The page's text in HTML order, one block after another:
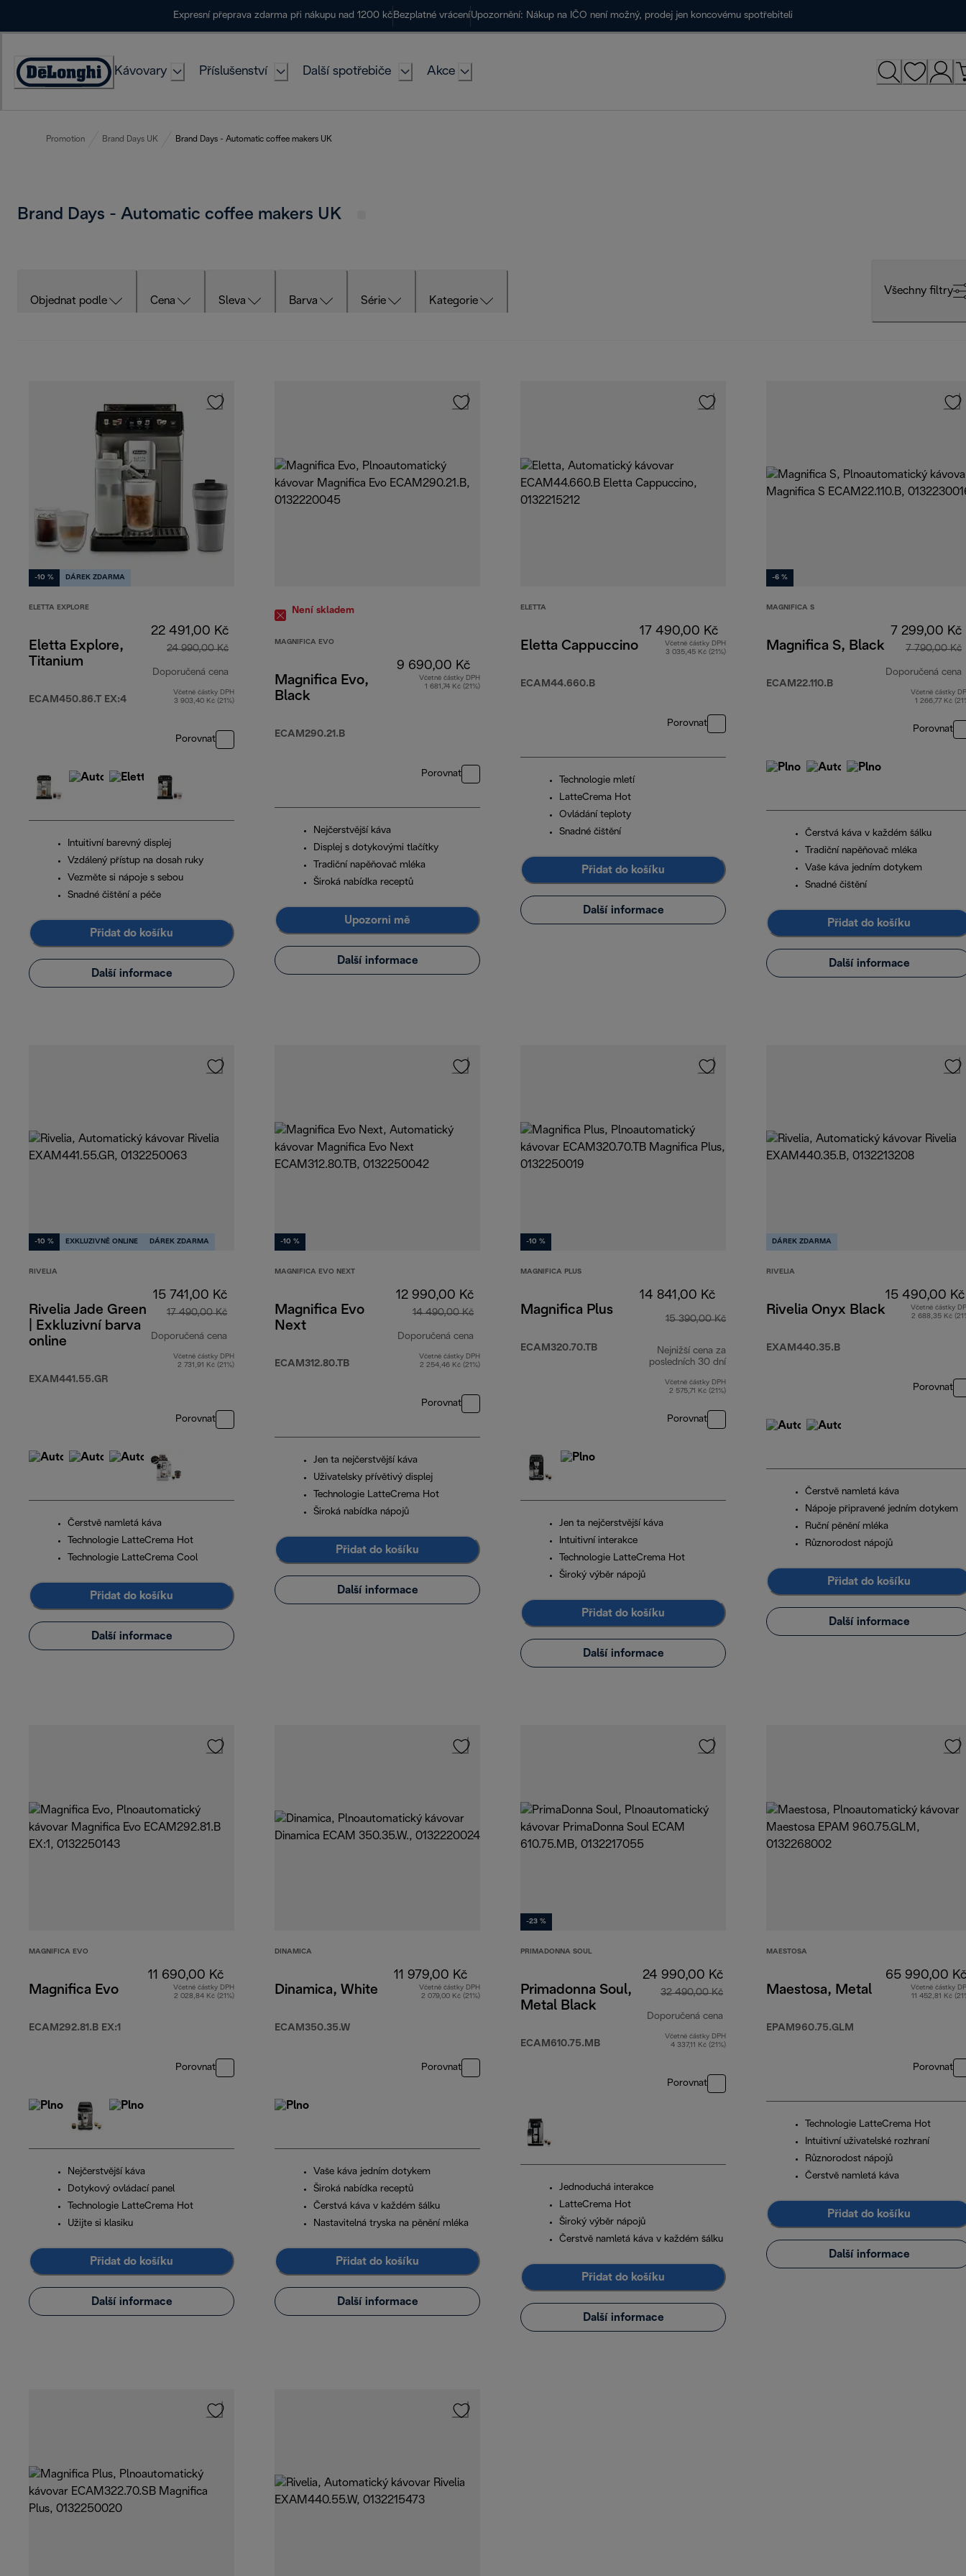
Expresní přeprava zdarma při nákupu nad 1200 kč Bezplatné vráceníUpozornění: Nákup na IČO není možný, prodej jen koncovému spotřebiteli
Accessibility
Kávovary Příslušenství Další spotřebiče Akce
Promotion Brand Days UK Brand Days - Automatic coffee makers UK
Brand Days - Automatic coffee makers UK
Objednat podle Cena Sleva Barva Série Kategorie
Všechny filtry
-10 % DÁREK ZDARMA
ELETTA EXPLORE
Eletta Explore,
Titanium
ECAM450.86.T EX:4
22 491,00 Kč
24 990,00 Kč
Doporučená cena
původní cena 24 990,00 Kč
Včetně částky DPH
3 903,40 Kč (21%)
Porovnat
Intuitivní barevný displej
Vzdálený přístup na dosah ruky
Vezměte si nápoje s sebou
Snadné čištění a péče
Přidat do košíku
Další informace
Není skladem
MAGNIFICA EVO
Magnifica Evo,
Black
ECAM290.21.B
9 690,00 Kč
Včetně částky DPH
1 681,74 Kč (21%)
Porovnat
Nejčerstvější káva
Displej s dotykovými tlačítky
Tradiční napěňovač mléka
Široká nabídka receptů
Upozorni mě
Další informace
ELETTA
Eletta Cappuccino
ECAM44.660.B
17 490,00 Kč
Včetně částky DPH
3 035,45 Kč (21%)
Porovnat
Technologie mletí
LatteCrema Hot
Ovládání teploty
Snadné čištění
Přidat do košíku
Další informace
-6 %
MAGNIFICA S
Magnifica S, Black
ECAM22.110.B
7 299,00 Kč
7 790,00 Kč
Doporučená cena
Včetně částky
1 266,77 Kč
Porovnat
Čerstvá káva v každém šálku
Tradiční napěňovač mléka
Vaše káva jedním dotykem
Snadné čištění
Přidat do košíku
Další informace
-10 % EXKLUZIVNĚ ONLINE DÁREK ZDARMA
RIVELIA
Rivelia Jade Green
| Exkluzivní barva
online
EXAM441.55.GR
15 741,00 Kč
17 490,00 Kč
Doporučená cena
původní cena 17 490,00 Kč
Včetně částky DPH
2 731,91 Kč (21%)
Porovnat
Čerstvě namletá káva
Technologie LatteCrema Hot
Technologie LatteCrema Cool
Přidat do košíku
Další informace
-10 %
MAGNIFICA EVO NEXT
Magnifica Evo
Next
ECAM312.80.TB
12 990,00 Kč
14 490,00 Kč
Doporučená cena
původní cena 14 490,00 Kč
Včetně částky DPH
2 254,46 Kč (21%)
Porovnat
Jen ta nejčerstvější káva
Uživatelsky přívětivý displej
Technologie LatteCrema Hot
Široká nabídka nápojů
Přidat do košíku
Další informace
-10 %
MAGNIFICA PLUS
Magnifica Plus
ECAM320.70.TB
14 841,00 Kč
15 390,00 Kč
Nejnižší cena za
posledních 30 dní
Včetně částky DPH
2 575,71 Kč (21%)
Porovnat
Jen ta nejčerstvější káva
Intuitivní interakce
Technologie LatteCrema Hot
Široký výběr nápojů
Přidat do košíku
Další informace
DÁREK ZDARMA
RIVELIA
Rivelia Onyx Black
EXAM440.35.B
15 490,00 Kč
Včetně částky
2 688,35 Kč
Porovnat
Čerstvě namletá káva
Nápoje připravené jedním dotykem
Ruční pěnění mléka
Různorodost nápojů
Přidat do košíku
Další informace
MAGNIFICA EVO
Magnifica Evo
ECAM292.81.B EX:1
11 690,00 Kč
Včetně částky DPH
2 028,84 Kč (21%)
Porovnat
Nejčerstvější káva
Dotykový ovládací panel
Technologie LatteCrema Hot
Užijte si klasiku
Přidat do košíku
Další informace
DINAMICA
Dinamica, White
ECAM350.35.W
11 979,00 Kč
Včetně částky DPH
2 079,00 Kč (21%)
Porovnat
Vaše káva jedním dotykem
Široká nabídka receptů
Čerstvá káva v každém šálku
Nastavitelná tryska na pěnění mléka
Přidat do košíku
Další informace
-23 %
PRIMADONNA SOUL
Primadonna Soul,
Metal Black
ECAM610.75.MB
24 990,00 Kč
32 490,00 Kč
Doporučená cena
původní cena 32 490,00 Kč
Včetně částky DPH
4 337,11 Kč (21%)
Porovnat
Jednoduchá interakce
LatteCrema Hot
Široký výběr nápojů
Čerstvě namletá káva v každém šálku
Přidat do košíku
Další informace
MAESTOSA
Maestosa, Metal
EPAM960.75.GLM
65 990,00 Kč
Včetně částky
11 452,81 Kč
Porovnat
Technologie LatteCrema Hot
Intuitivní uživatelské rozhraní
Různorodost nápojů
Čerstvě namletá káva
Přidat do košíku
Další informace